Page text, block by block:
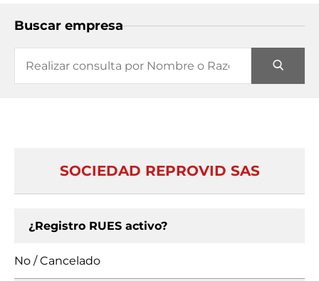
Buscar empresa
SOCIEDAD REPROVID SAS
¿Registro RUES activo?
No / Cancelado